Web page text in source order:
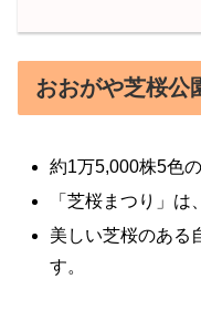
おおがや芝桜公
約1万5,000株5色
「芝桜まつり」は
美しい芝桜のある
す。